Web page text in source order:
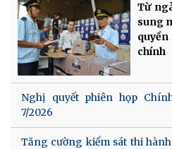
Từ
sung
chính
Nghị quyết phiên họp
7/2026
Tăng cường kiểm sát thi